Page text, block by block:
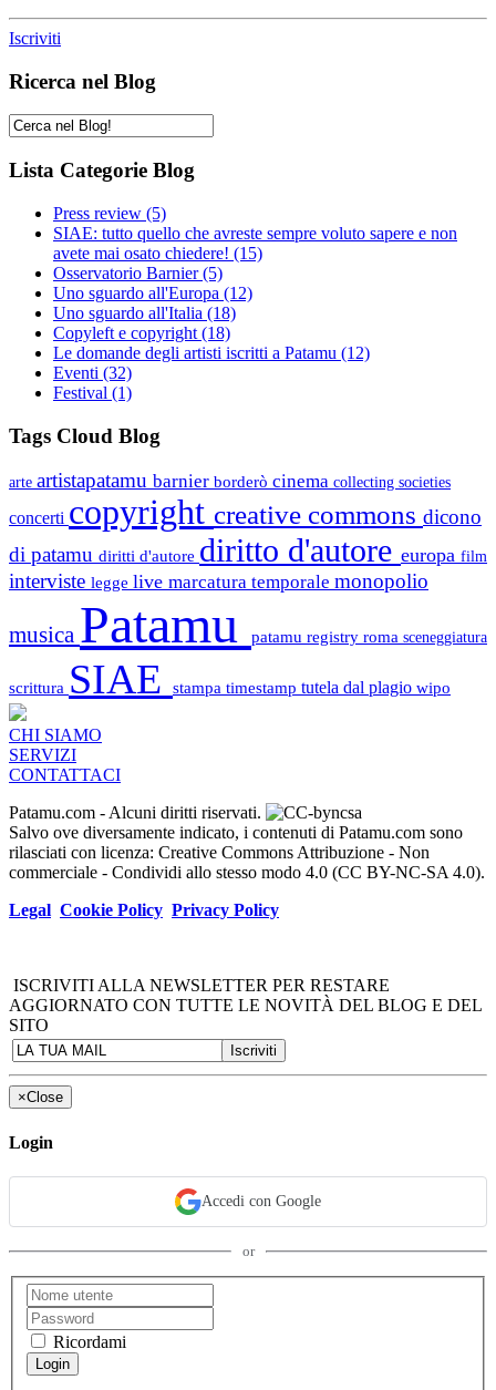
Iscriviti
Ricerca nel Blog
Lista Categorie Blog
Press review (5)
SIAE: tutto quello che avreste sempre voluto sapere e non
avete mai osato chiedere! (15)
Osservatorio Barnier(5)
Uno sguardo all'Europa (12)
Uno sguardo all'Italia (18)
Copyleft e copyright (18)
Le domande degli artisti iscritti a Patamu (12)
Eventi (32)
Festival (1)
Tags Cloud Blog
arte artistapatamu barnier borderò cinema collecting societies
concerti copyright creative commons dicono
di patamu diritti d'autore diritto d'autore europa film
interviste legge live marcatura temporale monopolio
musica Patamu patamu registry roma sceneggiatura
scrittura SIAE stampa timestamp tutela dal plagio wipo
CHI SIAMO
SERVIZI
CONTATTACI
Patamu.com - Alcuni diritti riservati.
Salvo ove diversamente indicato, i contenuti di Patamu.com sono
rilasciati con licenza: Creative Commons Attribuzione - Non
commerciale - Condividi allo stesso modo 4.0 (CC BY-NC-SA 4.0).
Legal Cookie Policy Privacy Policy
ISCRIVITI ALLA NEWSLETTER PER RESTARE
AGGIORNATO CON TUTTE LE NOVITÀ DEL BLOG E DEL
SITO
×Close
Login
Accedi con Google
or
Ricordami